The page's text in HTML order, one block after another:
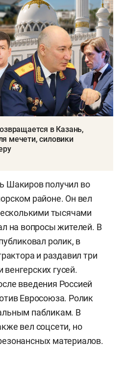
в Казань,
мечети, силовики
Шакиров получил во
районе. Он вел
тысячами
на вопросы жителей. В
ролик, в
и раздавил три
гусей.
введения Россией
Евросоюза. Ролик
пабликам. В
вел соцсети, но
материалов.